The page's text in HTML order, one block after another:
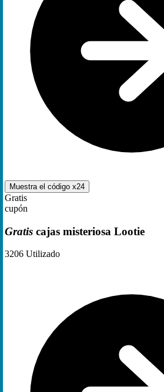
Muestra el código x24
Gratis
cupón
Gratis cajas misteriosa Lootie
3206 Utilizado